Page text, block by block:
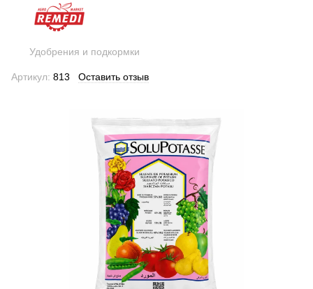
Удобрения и подкормки
Артикул: 813 Оставить отзыв